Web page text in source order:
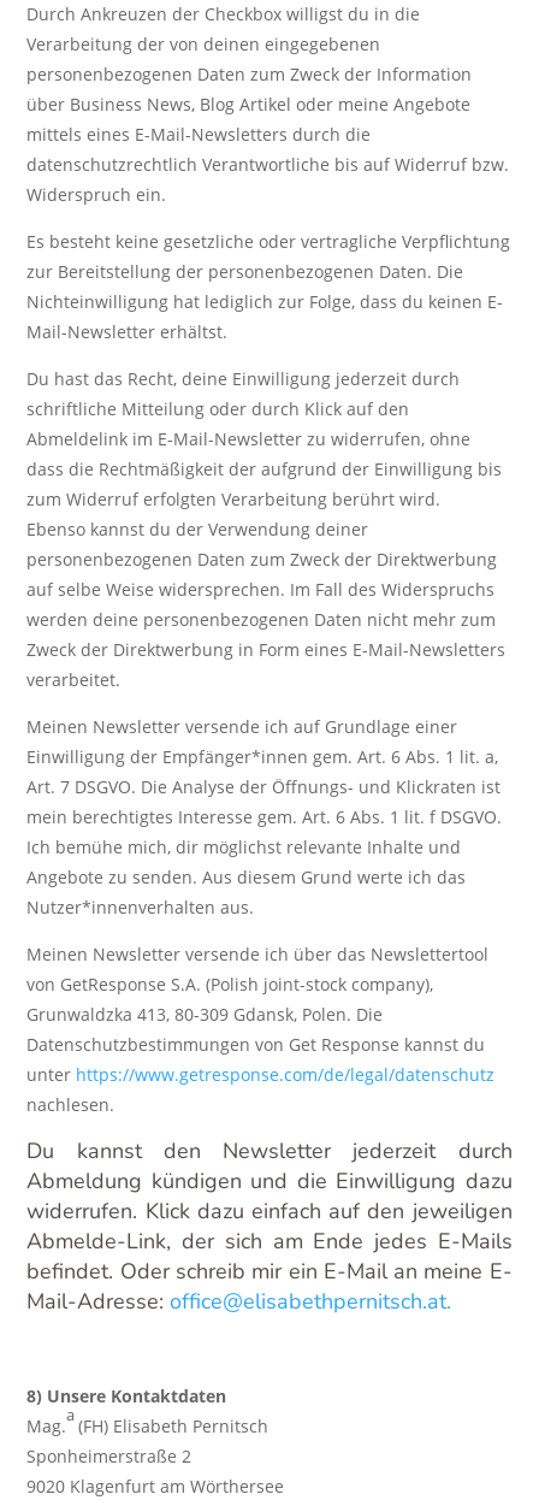
Durch Ankreuzen der Checkbox willigst du in die
Verarbeitung der von deinen eingegebenen
personenbezogenen Daten zum Zweck der Information
über Business News, Blog Artikel oder meine Angebote
mittels eines E-Mail-Newsletters durch die
datenschutzrechtlich Verantwortliche bis auf Widerruf bzw.
Widerspruch ein.
Es besteht keine gesetzliche oder vertragliche Verpflichtung
zur Bereitstellung der personenbezogenen Daten. Die
Nichteinwilligung hat lediglich zur Folge, dass du keinen E-
Mail-Newsletter erhältst.
Du hast das Recht, deine Einwilligung jederzeit durch
schriftliche Mitteilung oder durch Klick auf den
Abmeldelink im E-Mail-Newsletter zu widerrufen, ohne
dass die Rechtmäßigkeit der aufgrund der Einwilligung bis
zum Widerruf erfolgten Verarbeitung berührt wird.
Ebenso kannst du der Verwendung deiner
personenbezogenen Daten zum Zweck der Direktwerbung
auf selbe Weise widersprechen. Im Fall des Widerspruchs
werden deine personenbezogenen Daten nicht mehr zum
Zweck der Direktwerbung in Form eines E-Mail-Newsletters
verarbeitet.
Meinen Newsletter versende ich auf Grundlage einer
Einwilligung der Empfänger*innen gem. Art. 6 Abs. 1 lit. a,
Art. 7 DSGVO. Die Analyse der Öffnungs- und Klickraten ist
mein berechtigtes Interesse gem. Art. 6 Abs. 1 lit. f DSGVO.
Ich bemühe mich, dir möglichst relevante Inhalte und
Angebote zu senden. Aus diesem Grund werte ich das
Nutzer*innenverhalten aus.
Meinen Newsletter versende ich über das Newslettertool
von GetResponse S.A. (Polish joint-stock company),
Grunwaldzka 413, 80-309 Gdansk, Polen. Die
Datenschutzbestimmungen von Get Response kannst du
unter https://www.getresponse.com/de/legal/datenschutz
nachlesen.
Du kannst den Newsletter jederzeit durch
Abmeldung kündigen und die Einwilligung dazu
widerrufen. Klick dazu einfach auf den jeweiligen
Abmelde-Link, der sich am Ende jedes E-Mails
befindet. Oder schreib mir ein E-Mail an meine E-
Mail-Adresse:office@elisabethpernitsch.at.
8) Unsere Kontaktdaten
Mag.
a
(FH) Elisabeth Pernitsch
Sponheimerstraße 2
9020 Klagenfurt am Wörthersee